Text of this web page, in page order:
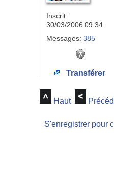
Inscrit:
30/03/2006 09:34
Messages: 385
Transférer
Haut
S'enregistrer pour